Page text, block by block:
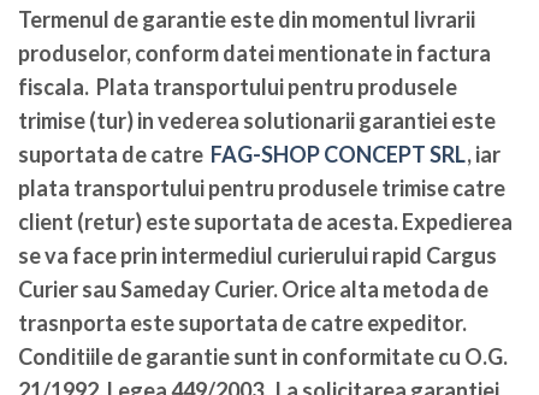
Termenul de garantie este din momentul livrarii
produselor, conform datei mentionate in factura
fiscala. Plata transportului pentru produsele
trimise (tur) in vederea solutionarii garantiei este
suportata de catre FAG-SHOP CONCEPT SRL, iar
plata transportului pentru produsele trimise catre
client (retur) este suportata de acesta. Expedierea
se va face prin intermediul curierului rapid Cargus
Curier sau Sameday Curier. Orice alta metoda de
trasnporta este suportata de catre expeditor.
Conditiile de garantie sunt in conformitate cu O.G.